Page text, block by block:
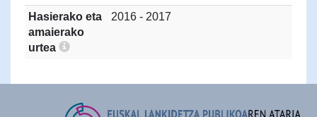
Hasierako eta
amaierako
urtea
2016 - 2017